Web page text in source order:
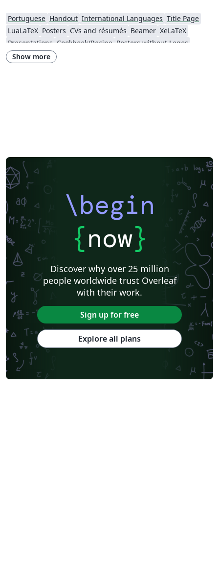
Portuguese Handout International Languages Title Page
LuaLaTeX Posters CVs and résumés Beamer XeLaTeX
Presentations Cookbook/Recipe Posters without Logos
Show more
\begin
{now}
Discover why over 25 million
people worldwide trust Overleaf
with their work.
Sign up for free
Explore all plans